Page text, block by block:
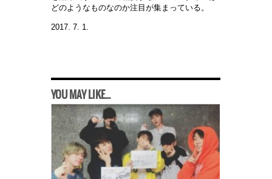
どのようなものなのか注目が集まっている。
2017. 7. 1.
YOU MAY LIKE...